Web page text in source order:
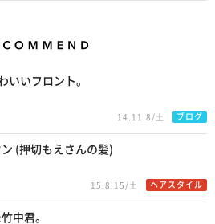
いいフロント。
14.11.8/土 ブログ
(押切もえさんの髪)
15.8.15/土 ヘアスタイル
中君。